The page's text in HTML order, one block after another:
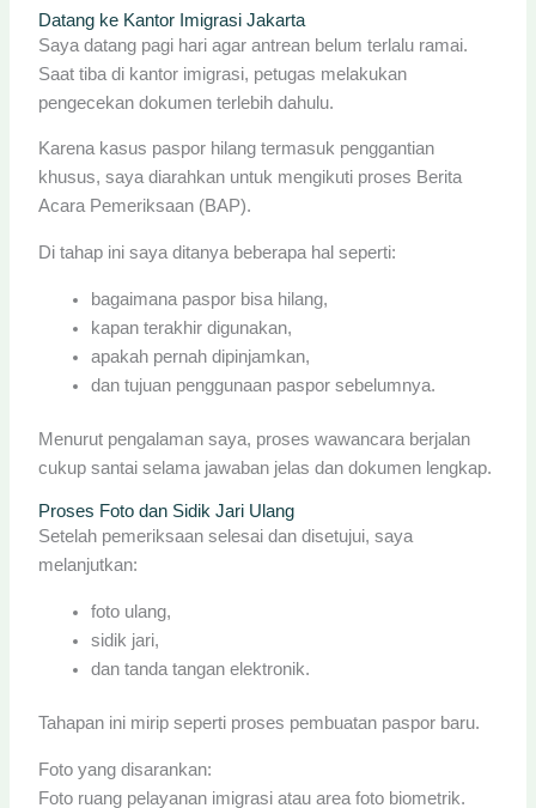
Datang ke Kantor Imigrasi Jakarta
Saya datang pagi hari agar antrean belum terlalu ramai.
Saat tiba di kantor imigrasi, petugas melakukan
pengecekan dokumen terlebih dahulu.
Karena kasus paspor hilang termasuk penggantian
khusus, saya diarahkan untuk mengikuti proses Berita
Acara Pemeriksaan (BAP).
Di tahap ini saya ditanya beberapa hal seperti:
bagaimana paspor bisa hilang,
kapan terakhir digunakan,
apakah pernah dipinjamkan,
dan tujuan penggunaan paspor sebelumnya.
Menurut pengalaman saya, proses wawancara berjalan
cukup santai selama jawaban jelas dan dokumen lengkap.
Proses Foto dan Sidik Jari Ulang
Setelah pemeriksaan selesai dan disetujui, saya
melanjutkan:
foto ulang,
sidik jari,
dan tanda tangan elektronik.
Tahapan ini mirip seperti proses pembuatan paspor baru.
Foto yang disarankan:
Foto ruang pelayanan imigrasi atau area foto biometrik.